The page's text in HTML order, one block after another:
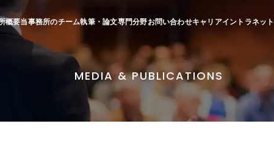
概要当事務所のチーム執筆・論文専門分野お問い合わせキャリアイントラネット
MEDIA & PUBLICATIONS